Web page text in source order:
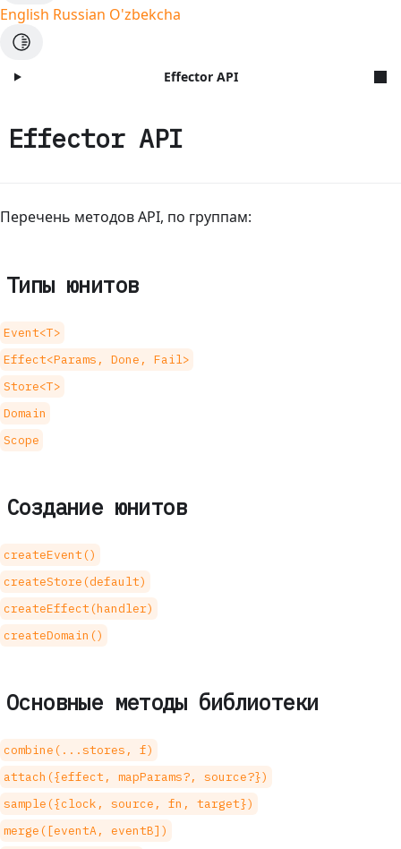
English Russian O'zbekcha
Effector API
Effector API
Перечень методов API, по группам:
Типы юнитов
Event<T>
Effect<Params, Done, Fail>
Store<T>
Domain
Scope
Создание юнитов
createEvent()
createStore(default)
createEffect(handler)
createDomain()
Основные методы библиотеки
combine(...stores, f)
attach({effect, mapParams?, source?})
sample({clock, source, fn, target})
merge([eventA, eventB])